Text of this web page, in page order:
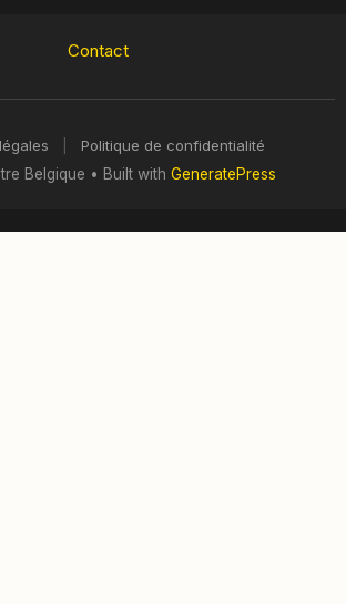
Contact
Politique de confidentialité
Belgique • Built with GeneratePress